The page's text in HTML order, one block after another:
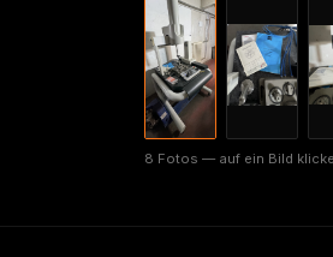
8 Fotos — auf ein Bild